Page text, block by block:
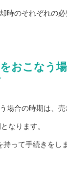
時のそれぞれの
おこなう
場合の時期は、売
なります。
って手続きをし